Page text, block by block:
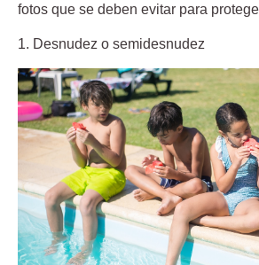
fotos que se deben evitar para
1. Desnudez o semidesnudez